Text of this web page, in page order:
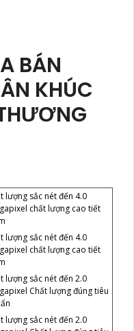
BÁN
KHÚC
lượng sắc nét đến 4.0
chất lượng cao tiết
lượng sắc nét đến 4.0
chất lượng cao tiết
lượng sắc nét đến 2.0
Chất lượng đúng tiêu
lượng sắc nét đến 2.0